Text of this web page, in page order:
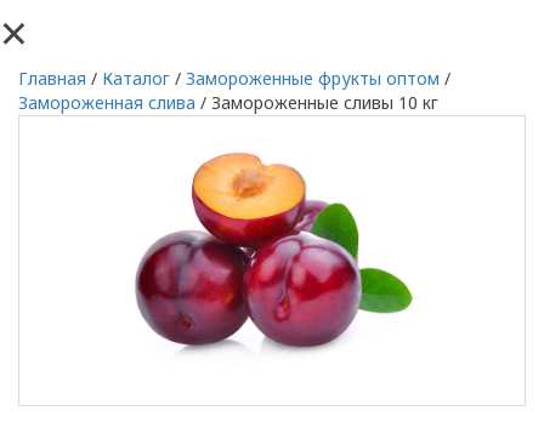
×
Главная / Каталог / Замороженные фрукты оптом /
Замороженная слива / Замороженные сливы 10 кг